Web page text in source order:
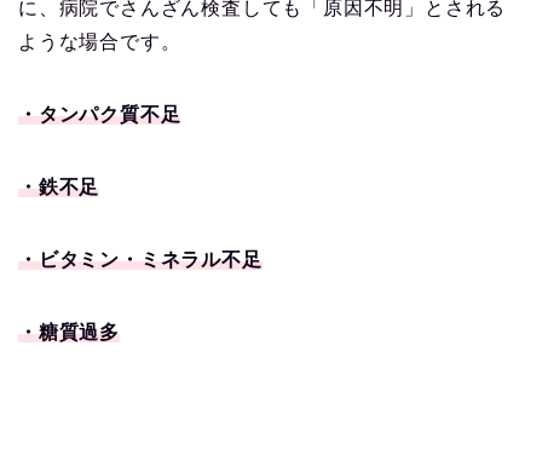
に、病院でさんざん検査しても「原因不明」とされる
ような場合です。
・タンパク質不足
・鉄不足
・ビタミン・ミネラル不足
・糖質過多